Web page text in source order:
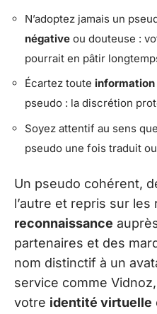
N’adoptez jamais un
négative ou douteuse :
pourrait en pâtir
Écartez toute information
pseudo : la discrétion
Soyez attentif au sens
pseudo une fois traduit
Un pseudo cohérent,
l’autre et repris sur
reconnaissance
partenaires et des
nom distinctif à un
service comme
votre identité virtuelle